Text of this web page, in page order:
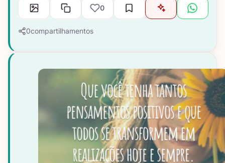
0
0compartilhamentos